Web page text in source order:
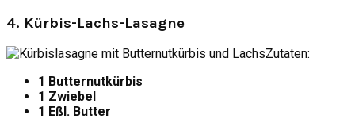
4. Kürbis-Lachs-Lasagne
Zutaten:
1 Butternutkürbis
1 Zwiebel
1 Eßl. Butter